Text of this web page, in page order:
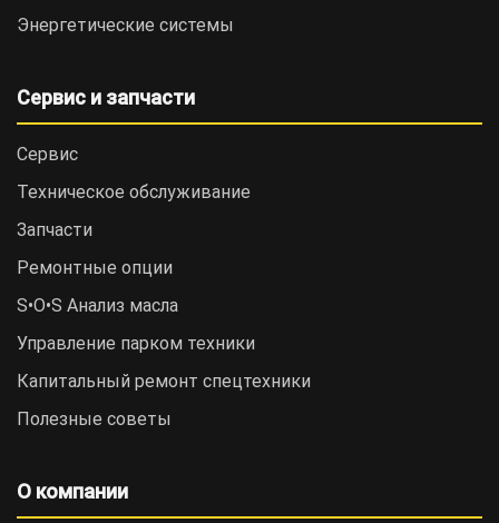
Энергетические системы
Сервис и запчасти
Сервис
Техническое обслуживание
Запчасти
Ремонтные опции
S•O•S Анализ масла
Управление парком техники
Капитальный ремонт спецтехники
Полезные советы
О компании